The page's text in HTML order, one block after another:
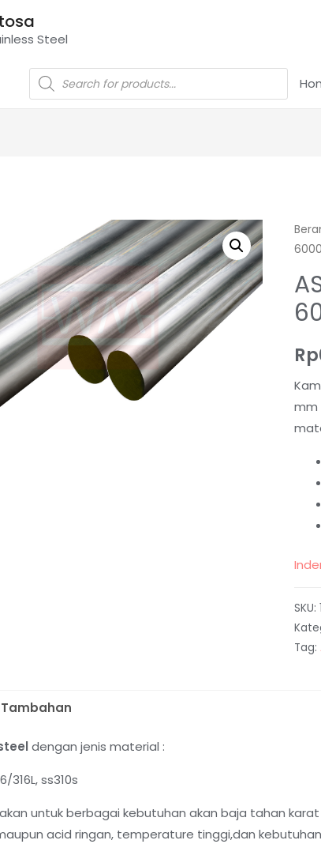
Steel
Rp
mm
SKU:
Tag:
dengan jenis material :
316L, ss310s
untuk berbagai kebutuhan akan baja tahan
acid ringan, temperature tinggi,dan